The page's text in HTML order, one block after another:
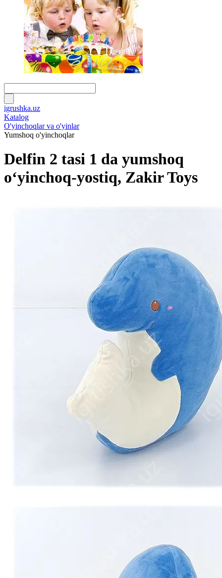
igrushka.uz
Katalog
O'yinchoqlar va o'yinlar
Yumshoq o'yinchoqlar
Delfin 2 tasi 1 da yumshoq
o‘yinchoq-yostiq, Zakir Toys